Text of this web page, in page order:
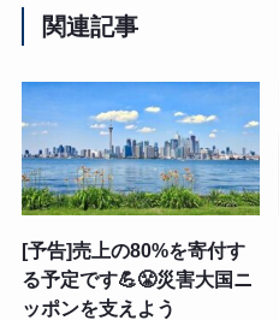
関連記事
[予告]売上の80%を寄付す
る予定です💪😤災害大国ニ
ッポンを支えよう